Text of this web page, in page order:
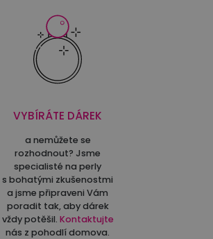
VYBÍRÁTE DÁREK
a nemůžete se
rozhodnout? Jsme
specialisté na perly
s bohatými zkušenostmi
a jsme připraveni Vám
poradit tak, aby dárek
vždy potěšil. Kontaktujte
nás z pohodlí domova.